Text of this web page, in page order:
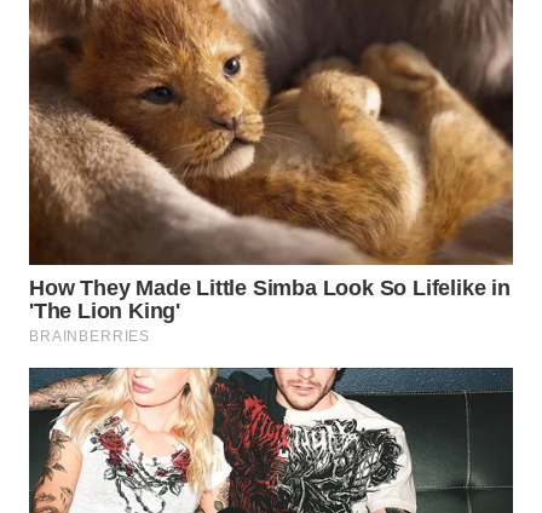
WN
SUKABUMI
WN
PURWAKARTA
WN
PRIANGAN
WN
SEMARANG
WN
SOLO
WN